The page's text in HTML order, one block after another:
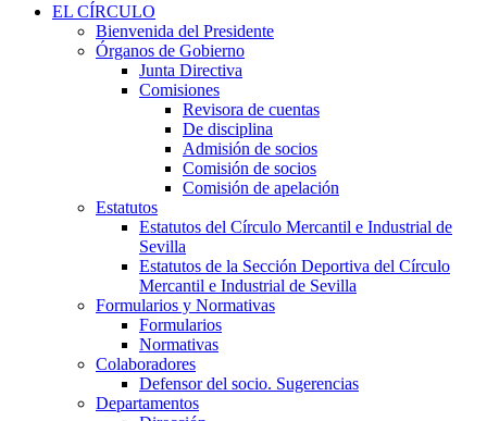
EL CÍRCULO
Bienvenida del Presidente
Órganos de Gobierno
Junta Directiva
Comisiones
Revisora de cuentas
De disciplina
Admisión de socios
Comisión de socios
Comisión de apelación
Estatutos
Estatutos del Círculo Mercantil e Industrial de
Sevilla
Estatutos de la Sección Deportiva del Círculo
Mercantil e Industrial de Sevilla
Formularios y Normativas
Formularios
Normativas
Colaboradores
Defensor del socio. Sugerencias
Departamentos